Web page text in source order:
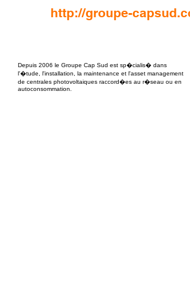
http://groupe-
Depuis 2006 le Groupe Cap Sud est sp�cialis� dans
l'�tude, l'installation, la maintenance et l'asset management
de centrales photovoltaiques raccord�es au r�seau ou en
autoconsommation.